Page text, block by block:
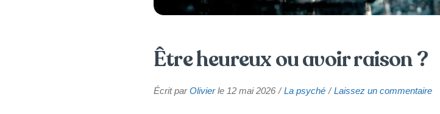
Être heureux ou avoir raison ?
Écrit parOlivierle 12 mai 2026 La psyché Laissez un commentairesur